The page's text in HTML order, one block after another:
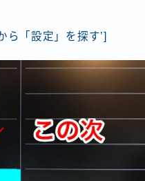
ら「設定」を探す’]